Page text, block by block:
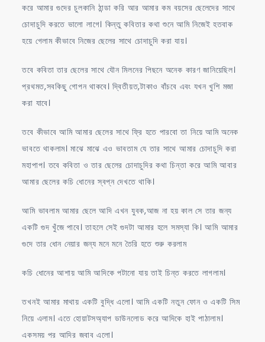
করে আমার গুদের চুলকানি ঠান্ডা করি আর আমার কম বয়সের ছেলেদের সাথে
চোদাচুদি করতে ভালো লাগে। কিন্তু কবিতার কথা শুনে আমি নিজেই হতবাক
হয়ে গেলাম কীভাবে নিজের ছেলের সাথে চোদাচুদি করা যায়।
তবে কবিতা তার ছেলের সাথে যৌন মিলনের পিছনে অনেক কারণ জানিয়েছিল।
প্রথমত,সবকিছু গোপন থাকবে। দ্বিতীয়ত,টাকাও বাঁচবে এবং যখন খুশি মজা
করা যাবে।
তবে কীভাবে আমি আমার ছেলের সাথে ফ্রি হতে পারবো তা নিয়ে আমি অনেক
ভাবতে থাকলাম। মাঝে মাঝে এও ভাবতাম যে তার সাথে আমার চোদাচুদি করা
মহাপাপ। তবে কবিতা ও তার ছেলের চোদাচুদির কথা চিন্তা করে আমি আবার
আমার ছেলের কচি ধোনের স্বপ্ন দেখতে থাকি।
আমি ভাবলাম আমার ছেলে আদি এখন যুবক,আজ না হয় কাল সে তার জন্য
একটি গুদ খুঁজে পাবে। তাহলে সেই গুদটা আমার হলে সমস্যা কি। আমি আমার
গুদে তার ধোন নেয়ার জন্য মনে মনে তৈরি হতে শুরু করলাম
কচি ধোনের আশায় আমি আদিকে পটানো যায় তাই চিন্ত করতে লাগলাম।
তখনই আমার মাথায় একটি বুদ্ধি এলো। আমি একটি নতুন ফোন ও একটি সিম
নিয়ে এলাম। এতে হোয়াটসঅ্যাপ ডাউনলোড করে আদিকে হাই পাঠালাম।
একসময় পর আদির জবাব এলো।